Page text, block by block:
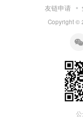
友链申请
Copyright ©